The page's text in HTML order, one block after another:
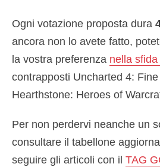
Ogni votazione proposta dura
ancora non lo avete fatto,
la vostra preferenza nella sfida
contrapposti Uncharted 4:
Hearthstone: Heroes of
Per non perdervi neanche un
consultare il tabellone
seguire gli articoli con il TAG